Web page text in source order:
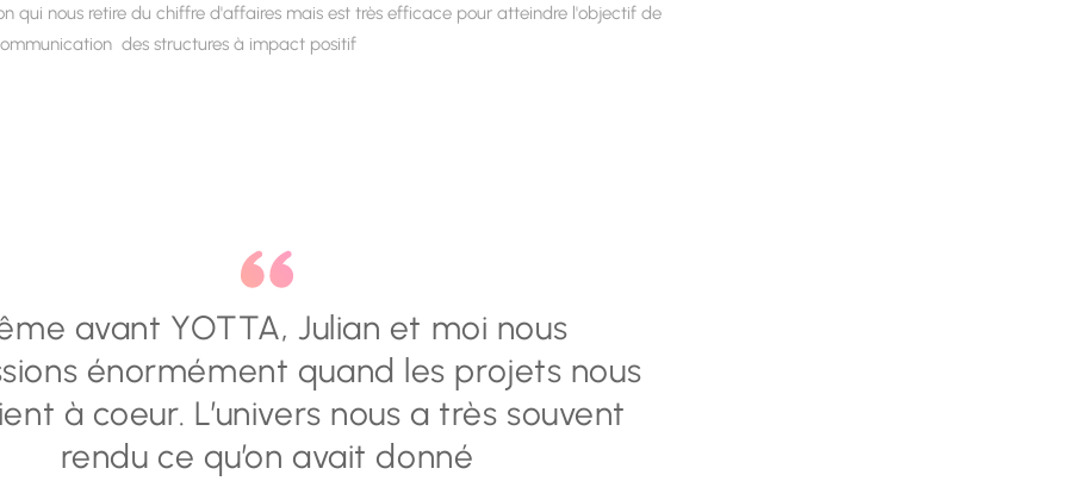
qui nous retire du chiffre d'affaires mais est très efficace pour atteindre l'objectif de
des structures à impact positif
avant YOTTA, Julian et moi nous
énormément quand les projets nous
à coeur. L’univers nous a très souvent
rendu ce qu’on avait donné